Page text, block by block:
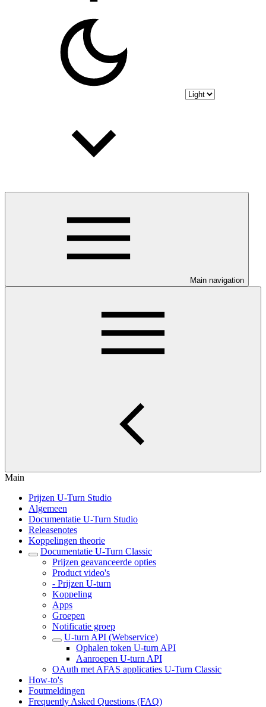
Main navigation
Main
Prijzen U-Turn Studio
Algemeen
Documentatie U-Turn Studio
Releasenotes
Koppelingen theorie
Documentatie U-Turn Classic
Prijzen geavanceerde opties
Product video's
- Prijzen U-turn
Koppeling
Apps
Groepen
Notificatie groep
U-turn API (Webservice)
Ophalen token U-turn API
Aanroepen U-turn API
OAuth met AFAS applicaties U-Turn Classic
How-to's
Foutmeldingen
Frequently Asked Questions (FAQ)